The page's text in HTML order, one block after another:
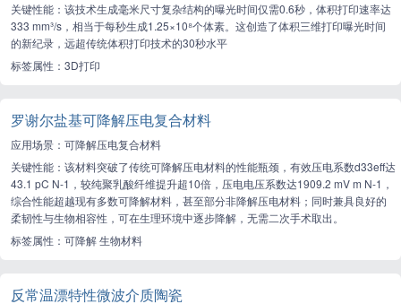
关键性能：该技术生成毫米尺寸复杂结构的曝光时间仅需0.6秒，体积打印速率达
333 mm³/s，相当于每秒生成1.25×10⁸个体素。这创造了体积三维打印曝光时间
的新纪录，远超传统体积打印技术的30秒水平
标签属性：3D打印
罗谢尔盐基可降解压电复合材料
应用场景：可降解压电复合材料
关键性能：该材料突破了传统可降解压电材料的性能瓶颈，有效压电系数d33eff达
43.1 pC N-1，较纯聚乳酸纤维提升超10倍，压电电压系数达1909.2 mV m N-1，
综合性能超越现有多数可降解材料，甚至部分非降解压电材料；同时兼具良好的
柔韧性与生物相容性，可在生理环境中逐步降解，无需二次手术取出。
标签属性：可降解 生物材料
反常温漂特性微波介质陶瓷